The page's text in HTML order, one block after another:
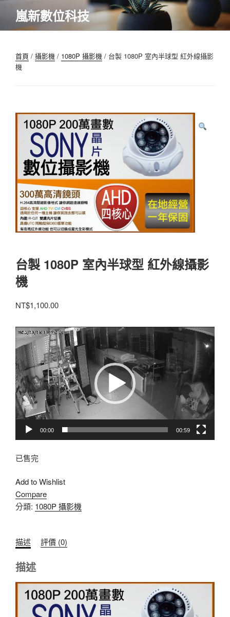
內
嵐新數位科技
首頁 / 攝影機 / 1080P 攝影機 / 台製 1080P 室內半球型 紅外線攝影
機
台製 1080P 室內半球型 紅外線攝影
機
NT$1,100.00
視
訊
播
放
器
00:00 00:59
已售完
Add to Wishlist
Compare
分類: 1080P 攝影機
描述 評價 (0)
描述